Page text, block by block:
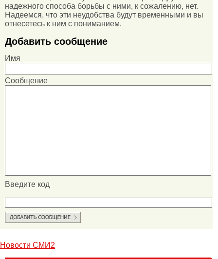
надежного способа борьбы с ними, к сожалению, нет.
Надеемся, что эти неудобства будут временными и вы
отнесетесь к ним с пониманием.
Добавить сообщение
Имя
Сообщение
Введите код
Новости СМИ2